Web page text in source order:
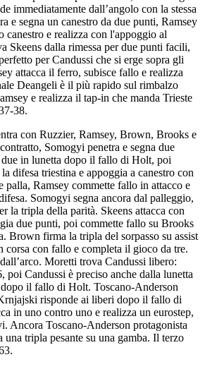
immediatamente dall’angolo con la stessa
e segna un canestro da due punti, Ramsey
canestro e realizza con l'appoggio al
Skeens dalla rimessa per due punti facili,
per Candussi che si erge sopra gli
attacca il ferro, subisce fallo e realizza
Deangeli è il più rapido sul rimbalzo
e realizza il tap-in che manda Trieste
38.
con Ruzzier, Ramsey, Brown, Brooks e
Somogyi penetra e segna due
in lunetta dopo il fallo di Holt, poi
difesa triestina e appoggia a canestro con
palla, Ramsey commette fallo in attacco e
Somogyi segna ancora dal palleggio,
la tripla della parità. Skeens attacca con
due punti, poi commette fallo su Brooks
Brown firma la tripla del sorpasso su assist
corsa con fallo e completa il gioco da tre.
Moretti trova Candussi libero:
poi Candussi è preciso anche dalla lunetta
il fallo di Holt. Toscano-Anderson
risponde ai liberi dopo il fallo di
in uno contro uno e realizza un eurostep,
Ancora Toscano-Anderson protagonista
una tripla pesante su una gamba. Il terzo